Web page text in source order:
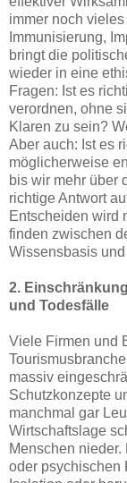
immer noch
Immunisierung,
bringt die
wieder in eine
Fragen: Ist es
verordnen, ohne
Klaren zu sein?
Aber auch: Ist es
möglicherweise
bis wir mehr über
richtige Antwort
Entscheiden wird
finden zwischen
Wissensbasis
2.
und Todesfälle
Viele Firmen und
massiv
Schutzkonzepte
manchmal gar
Wirtschaftslage
Menschen
oder psychischen